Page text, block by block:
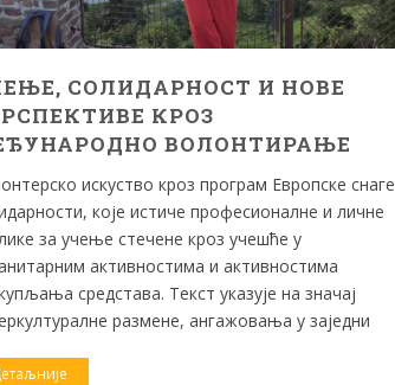
СОЛИДАРНОСТ И НОВЕ
КРОЗ
ВОЛОНТИРАЊЕ
искуство кроз програм Европске снаге
које истиче професионалне и личне
за учење стечене кроз учешће у
активностима и активностима
средстава. Текст указује на значај
размене, ангажовања у заједни